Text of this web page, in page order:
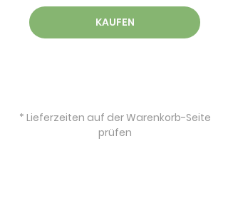
KAUFEN
* Lieferzeiten auf der Warenkorb-Seite
prüfen